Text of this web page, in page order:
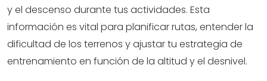
y el descenso durante tus actividades. Esta
información es vital para planificar rutas, entender la
dificultad de los terrenos y ajustar tu estrategia de
entrenamiento en función de la altitud y el desnivel.